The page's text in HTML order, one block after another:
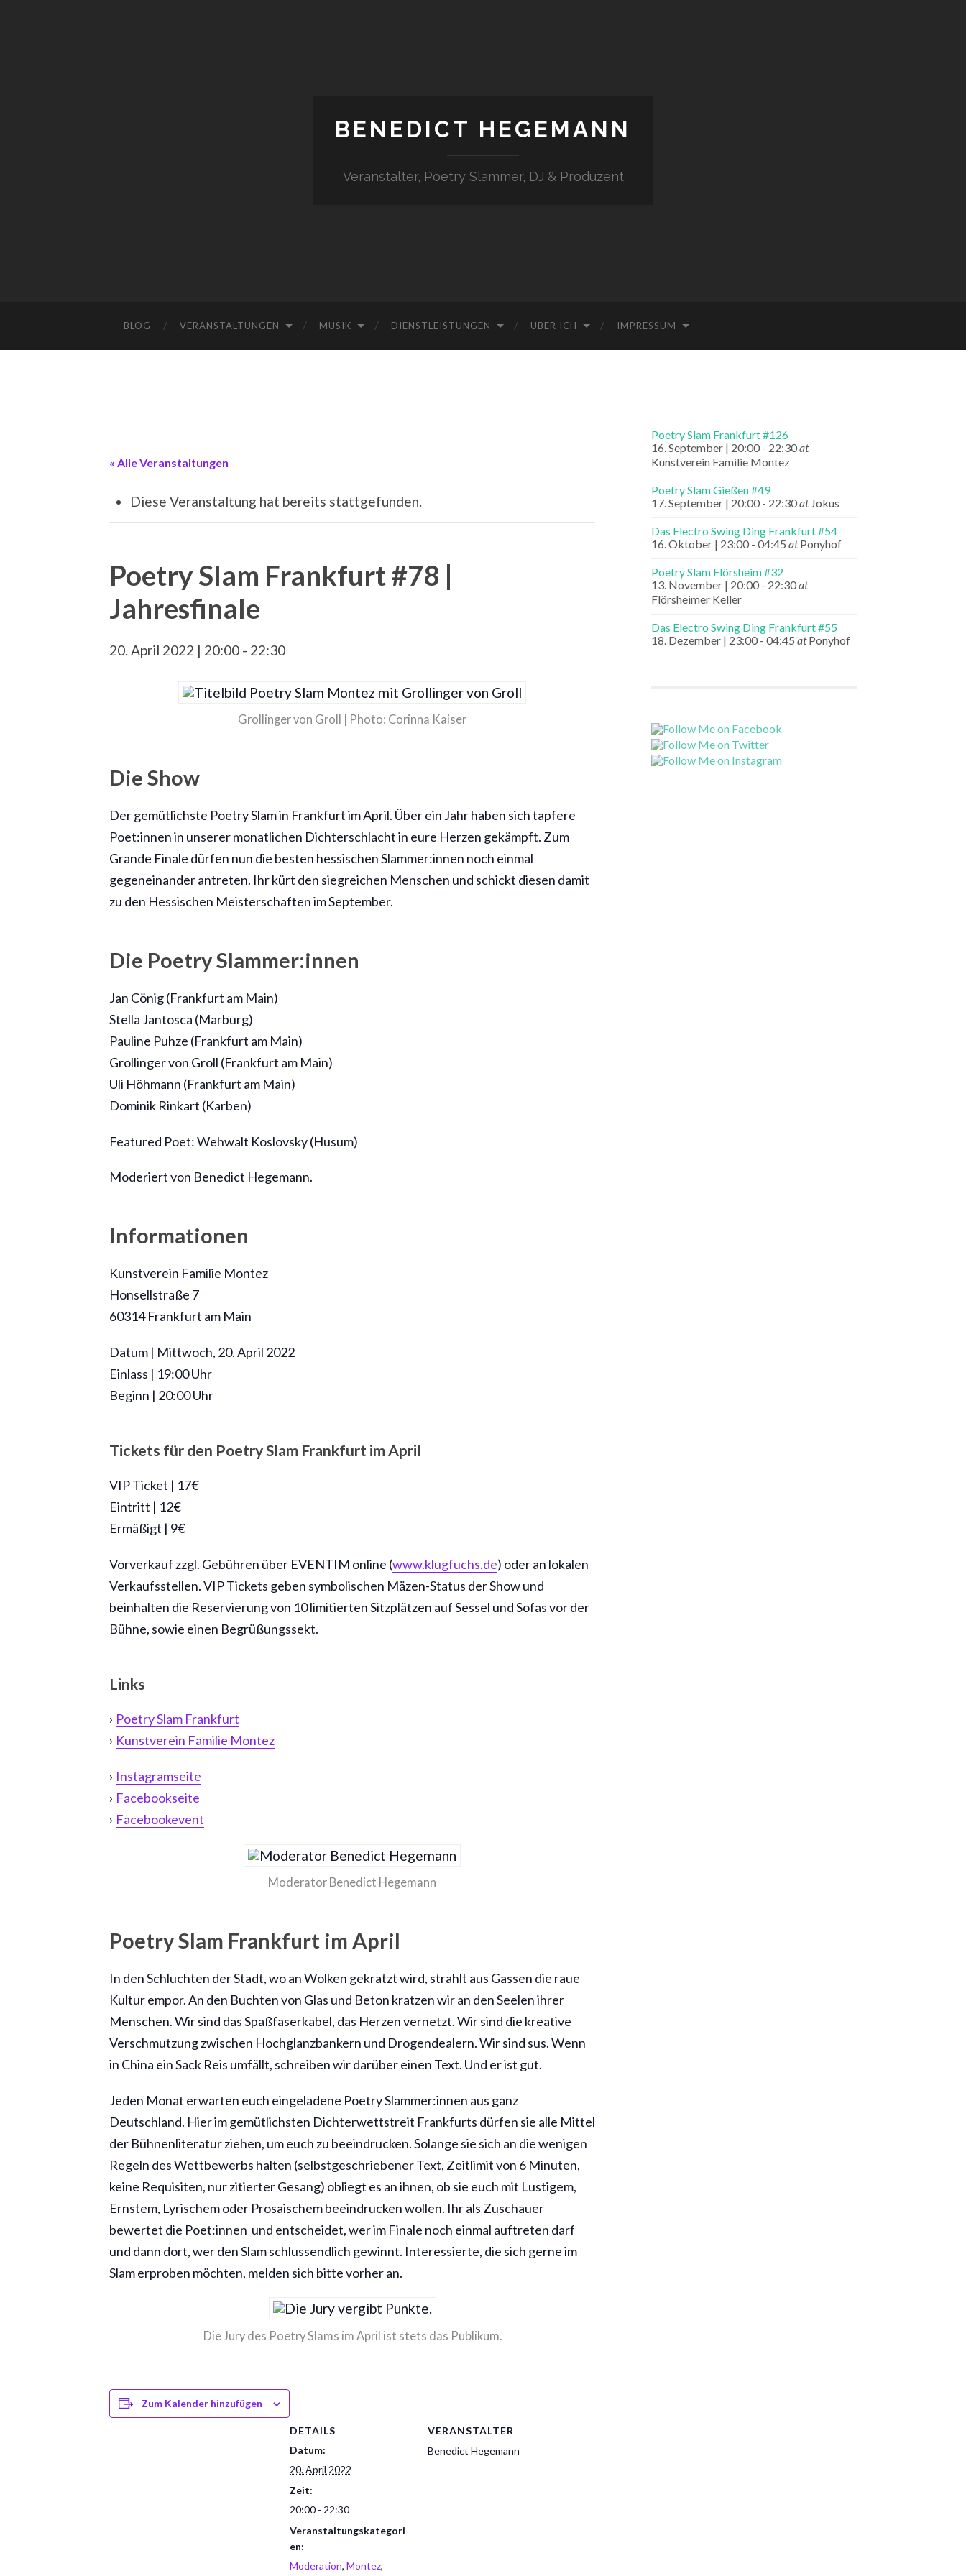
BENEDICT HEGEMANN
Veranstalter, Poetry Slammer, DJ & Produzent
BLOG VERANSTALTUNGEN MUSIK DIENSTLEISTUNGEN ÜBER ICH IMPRESSUM
« Alle Veranstaltungen
Diese Veranstaltung hat bereits stattgefunden.
Poetry Slam Frankfurt #78 |
Jahresfinale
20. April 2022 | 20:00 - 22:30
Grollinger von Groll | Photo: Corinna Kaiser
Die Show
Der gemütlichste Poetry Slam in Frankfurt im April. Über ein Jahr haben sich tapfere
Poet:innen in unserer monatlichen Dichterschlacht in eure Herzen gekämpft. Zum
Grande Finale dürfen nun die besten hessischen Slammer:innen noch einmal
gegeneinander antreten. Ihr kürt den siegreichen Menschen und schickt diesen damit
zu den Hessischen Meisterschaften im September.
Die Poetry Slammer:innen
Jan Cönig (Frankfurt am Main)
Stella Jantosca (Marburg)
Pauline Puhze (Frankfurt am Main)
Grollinger von Groll (Frankfurt am Main)
Uli Höhmann (Frankfurt am Main)
Dominik Rinkart (Karben)
Featured Poet: Wehwalt Koslovsky (Husum)
Moderiert von Benedict Hegemann.
Informationen
Kunstverein Familie Montez
Honsellstraße 7
60314 Frankfurt am Main
Datum | Mittwoch, 20. April 2022
Einlass | 19:00 Uhr
Beginn | 20:00 Uhr
Tickets für den Poetry Slam Frankfurt im April
VIP Ticket | 17€
Eintritt | 12€
Ermäßigt | 9€
Vorverkauf zzgl. Gebühren über EVENTIM online (www.klugfuchs.de) oder an lokalen
Verkaufsstellen. VIP Tickets geben symbolischen Mäzen-Status der Show und
beinhalten die Reservierung von 10 limitierten Sitzplätzen auf Sessel und Sofas vor der
Bühne, sowie einen Begrüßungssekt.
Links
› Poetry Slam Frankfurt
› Kunstverein Familie Montez
› Instagramseite
› Facebookseite
› Facebookevent
Moderator Benedict Hegemann
Poetry Slam Frankfurt im April
In den Schluchten der Stadt, wo an Wolken gekratzt wird, strahlt aus Gassen die raue
Kultur empor. An den Buchten von Glas und Beton kratzen wir an den Seelen ihrer
Menschen. Wir sind das Spaßfaserkabel, das Herzen vernetzt. Wir sind die kreative
Verschmutzung zwischen Hochglanzbankern und Drogendealern. Wir sind sus. Wenn
in China ein Sack Reis umfällt, schreiben wir darüber einen Text. Und er ist gut.
Jeden Monat erwarten euch eingeladene Poetry Slammer:innen aus ganz
Deutschland. Hier im gemütlichsten Dichterwettstreit Frankfurts dürfen sie alle Mittel
der Bühnenliteratur ziehen, um euch zu beeindrucken. Solange sie sich an die wenigen
Regeln des Wettbewerbs halten (selbstgeschriebener Text, Zeitlimit von 6 Minuten,
keine Requisiten, nur zitierter Gesang) obliegt es an ihnen, ob sie euch mit Lustigem,
Ernstem, Lyrischem oder Prosaischem beeindrucken wollen. Ihr als Zuschauer
bewertet die Poet:innen und entscheidet, wer im Finale noch einmal auftreten darf
und dann dort, wer den Slam schlussendlich gewinnt. Interessierte, die sich gerne im
Slam erproben möchten, melden sich bitte vorher an.
Die Jury des Poetry Slams im April ist stets das Publikum.
Zum Kalender hinzufügen
DETAILS
Datum:
20. April 2022
Zeit:
20:00 - 22:30
Veranstaltungskategori
en:
Moderation, Montez,
VERANSTALTER
Benedict Hegemann
Poetry Slam Frankfurt #126
16. September | 20:00 - 22:30at
Kunstverein Familie Montez
Poetry Slam Gießen #49
17. September | 20:00 - 22:30at Jokus
Das Electro Swing Ding Frankfurt #54
16. Oktober | 23:00 - 04:45 atPonyhof
Poetry Slam Flörsheim #32
13. November | 20:00 - 22:30at
Flörsheimer Keller
Das Electro Swing Ding Frankfurt #55
18. Dezember | 23:00 - 04:45 atPonyhof